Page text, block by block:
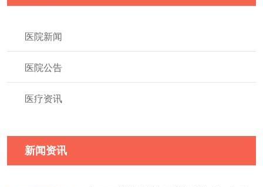
医院新闻
医院公告
医疗资讯
新闻资讯